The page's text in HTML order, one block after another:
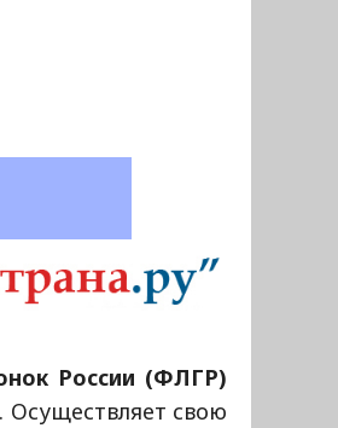
России (ФЛГР)
Осуществляет свою